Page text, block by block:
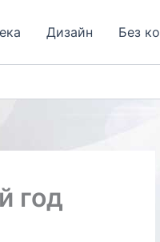
Дизайн Без
год